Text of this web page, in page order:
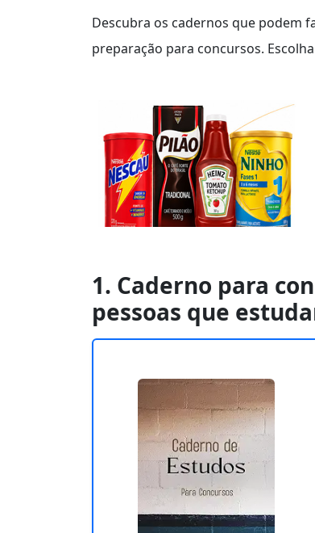
Descubra os cadernos que podem
preparação para concursos.
1. Caderno para
pessoas que